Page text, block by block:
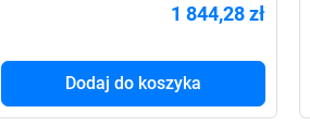
1 844,28 zł
Dodaj do koszyka